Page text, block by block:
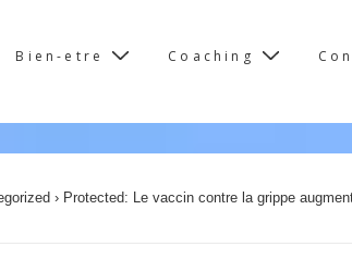
Bien-etre Coaching
› Protected: Le vaccin contre la grippe